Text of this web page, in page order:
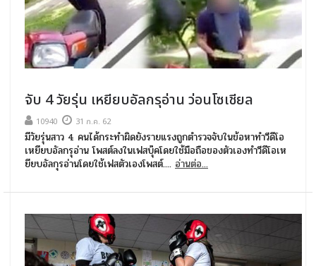
จับ 4 วัยรุ่น เหยียบอัลกรุอ่าน ว่อนโซเชียล
10940 31 ก.ค. 62
มีวัยรุ่นสาว 4 คนได้กระทำผิดยังรายแรงถูกตำรวจจับในข้อหาทำวีดีโอ
เหยียบอัลกรุอ่าน โพสต์ลงในเฟสบุ๊คโดยใช้มือถือของตัวเองทำวีดีโอเห
ยียบอัลกุรอ่านโดยใช้เฟสตัวเองโพสต์.... อ่านต่อ...